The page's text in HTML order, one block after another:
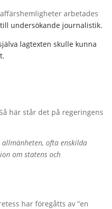
arbetades
undersökande journalistik.
lagtexten skulle kunna
här står det på regeringens
ofta enskilda
om statens och
har föregåtts av ”en